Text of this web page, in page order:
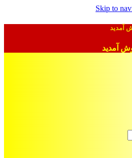
Skip to
آمدید
آمدید